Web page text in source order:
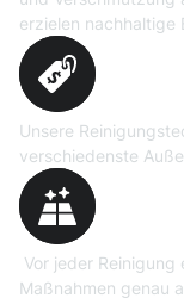
erzielen nachhaltige
Unsere
verschiedenste
Vor jeder
Maßnahmen genau